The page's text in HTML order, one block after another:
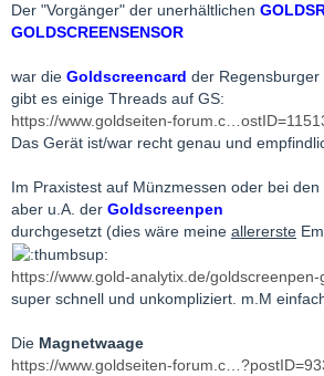
Der "Vorgänger" der unerhältlichen
GOLDSCREENSENSOR
war die Goldscreencard der
gibt es einige Threads auf GS:
https://www.goldseiten-
Das Gerät ist/war recht genau und
Im Praxistest auf Münzmessen oder bei
aber u.A. der Goldscreenpen
durchgesetzt (dies wäre meine allererste
https://www.gold-analytix.de/goldscreenpen-
super schnell und unkompliziert. m.M
Die Magnetwaage
https://www.goldseiten-